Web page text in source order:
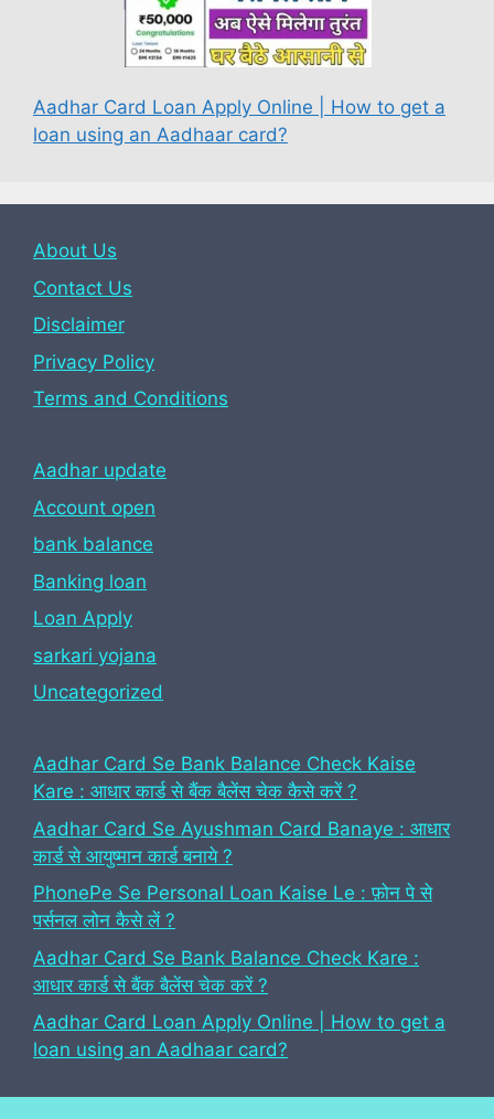
Aadhar Card Loan Apply Online | How to get a
loan using an Aadhaar card?
About Us
Contact Us
Disclaimer
Privacy Policy
Terms and Conditions
Aadhar update
Account open
bank balance
Banking loan
Loan Apply
sarkari yojana
Uncategorized
Aadhar Card Se Bank Balance Check Kaise
Kare : आधार कार्ड से बैंक बैलेंस चेक कैसे करें ?
Aadhar Card Se Ayushman Card Banaye : आधार
कार्ड से आयुष्मान कार्ड बनाये ?
PhonePe Se Personal Loan Kaise Le : फ़ोन पे से
पर्सनल लोन कैसे लें ?
Aadhar Card Se Bank Balance Check Kare :
आधार कार्ड से बैंक बैलेंस चेक करें ?
Aadhar Card Loan Apply Online | How to get a
loan using an Aadhaar card?